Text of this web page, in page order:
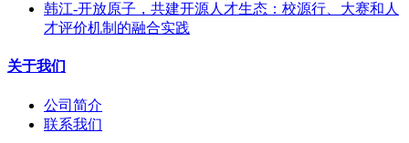
韩江-开放原子，共建开源人才生态：校源行、大赛和人
才评价机制的融合实践
关于我们
公司简介
联系我们